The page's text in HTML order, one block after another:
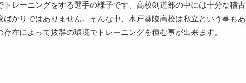
レーニングをする選手の様子です。高校剣道部の中には十分な稽古
かりではありません。そんな中、水戸葵陵高校は私立という事もあ
在によって抜群の環境でトレーニングを積む事が出来ます。